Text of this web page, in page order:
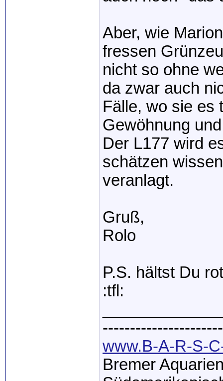
Aber, wie
fressen
nicht so ohne
da zwar auch
Fälle, wo sie es
Gewöhnung
Der L177 wird
schätzen
veranlagt.
Gruß,
Rolo
P.S. hältst Du
:tfl:
www.B-A-R-S-
Bremer